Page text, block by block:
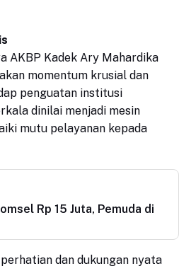
AKBP Kadek Ary Mahardika
momentum krusial dan
penguatan institusi
dinilai menjadi mesin
mutu pelayanan kepada
Rp 15 Juta, Pemuda di
dan dukungan nyata